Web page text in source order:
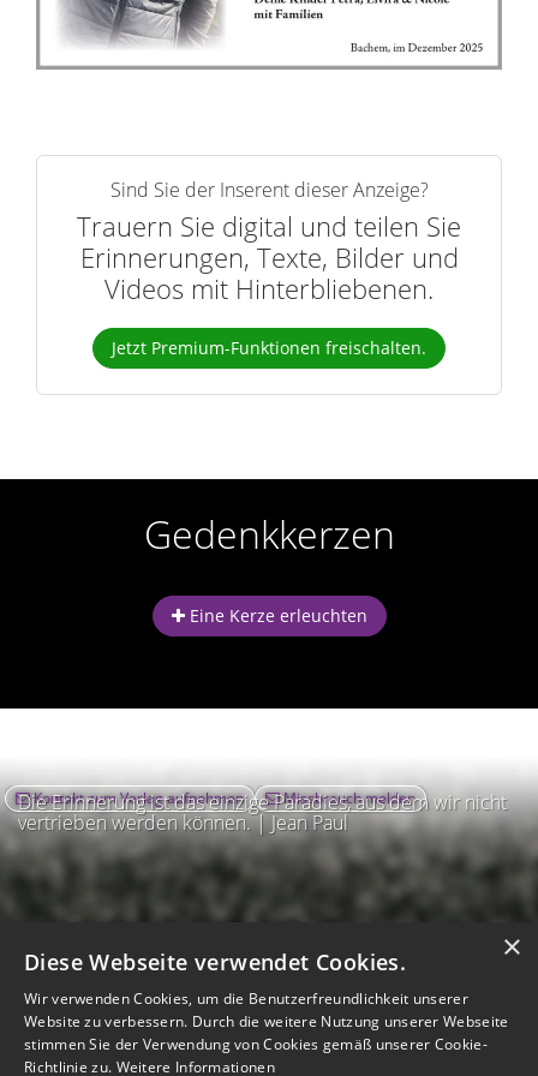
r
Sind Sie der Inserent dieser Anzeige?
Trauern Sie digital und teilen Sie
Erinnerungen, Texte, Bilder und
Videos mit Hinterbliebenen.
Jetzt Premium-Funktionen freischalten.
Gedenkkerzen
Eine Kerze erleuchten
Die Erinnerung ist das einzige Paradies, aus dem wir nicht
vertrieben werden können. | Jean Paul
Kontakt zum Verlag aufnehmen Missbrauch melden
×
Diese Webseite verwendet Cookies.
Wir verwenden Cookies, um die Benutzerfreundlichkeit unserer
Website zu verbessern. Durch die weitere Nutzung unserer Webseite
stimmen Sie der Verwendung von Cookies gemäß unserer Cookie-
Richtlinie zu. Weitere Informationen